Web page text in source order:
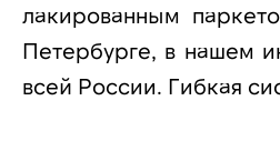
лакированным
Петербурге, в нашем
всей России. Гибкая